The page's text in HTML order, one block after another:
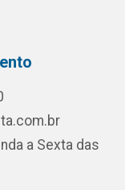
a Sexta das